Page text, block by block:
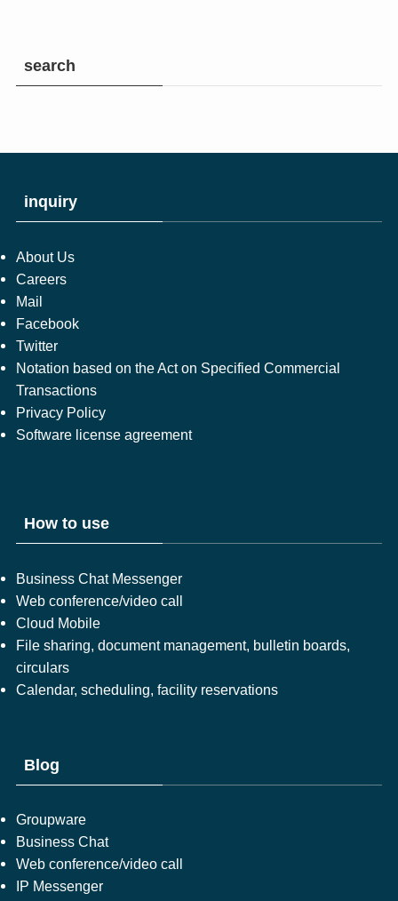
search
inquiry
About Us
Careers
Mail
Facebook
Twitter
Notation based on the Act on Specified Commercial
Transactions
Privacy Policy
Software license agreement
How to use
Business Chat Messenger
Web conference/video call
Cloud Mobile
File sharing, document management, bulletin boards,
circulars
Calendar, scheduling, facility reservations
Blog
Groupware
Business Chat
Web conference/video call
IP Messenger